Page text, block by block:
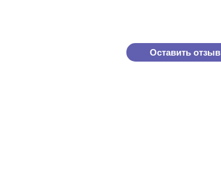
Оставить отзыв